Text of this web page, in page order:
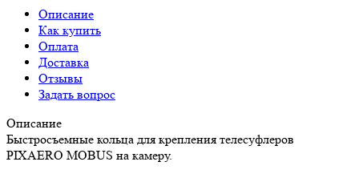
Описание
Как купить
Оплата
Доставка
Отзывы
Задать вопрос
Описание
Быстросъемные кольца для крепления телесуфлеров
PIXAERO MOBUS на камеру.